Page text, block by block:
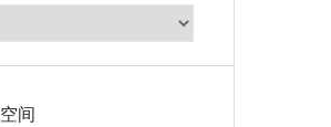
空间